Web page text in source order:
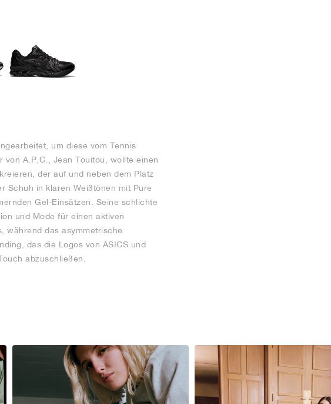
um diese vom Tennis
A.P.C., Jean Touitou, wollte einen
der auf und neben dem Platz
Schuh in klaren Weißtönen mit Pure
Gel-Einsätzen. Seine schlichte
und Mode für einen aktiven
während das asymmetrische
das die Logos von ASICS und
abzuschließen.